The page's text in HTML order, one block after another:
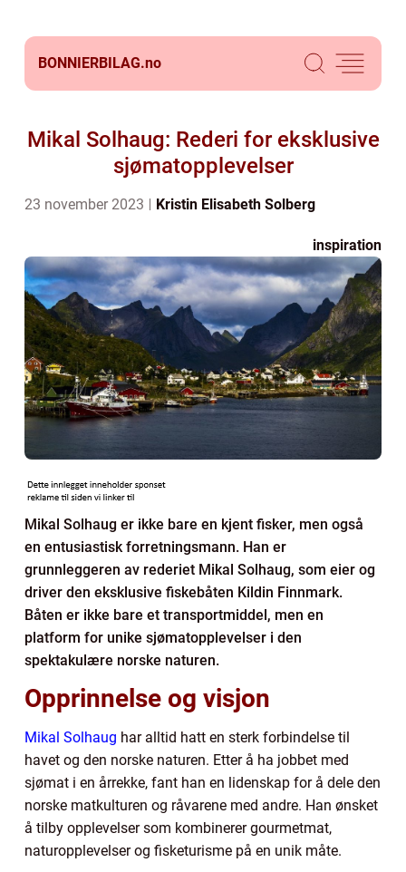
BONNIERBILAG.no
Mikal Solhaug: Rederi for eksklusive
sjømatopplevelser
23 november 2023 Kristin Elisabeth Solberg
inspiration
Mikal Solhaug er ikke bare en kjent fisker, men også
en entusiastisk forretningsmann. Han er
grunnleggeren av rederiet Mikal Solhaug, som eier og
driver den eksklusive fiskebåten Kildin Finnmark.
Båten er ikke bare et transportmiddel, men en
platform for unike sjømatopplevelser i den
spektakulære norske naturen.
Opprinnelse og visjon
Mikal Solhaug har alltid hatt en sterk forbindelse til
havet og den norske naturen. Etter å ha jobbet med
sjømat i en årrekke, fant han en lidenskap for å dele den
norske matkulturen og råvarene med andre. Han ønsket
å tilby opplevelser som kombinerer gourmetmat,
naturopplevelser og fisketurisme på en unik måte.